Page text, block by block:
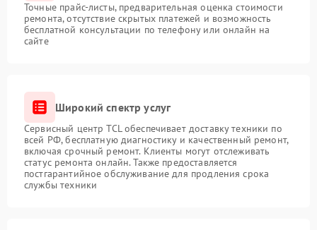
Точные прайс-листы, предварительная оценка стоимости
ремонта, отсутствие скрытых платежей и возможность
бесплатной консультации по телефону или онлайн на
сайте
Широкий спектр услуг
Сервисный центр TCL обеспечивает доставку техники по
всей РФ, бесплатную диагностику и качественный ремонт,
включая срочный ремонт. Клиенты могут отслеживать
статус ремонта онлайн. Также предоставляется
постгарантийное обслуживание для продления срока
службы техники